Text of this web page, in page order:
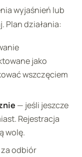
wyjaśnień lub
Plan działania:
jako
wszczęciem
— jeśli jeszcze
Rejestracja
wolę.
odbiór